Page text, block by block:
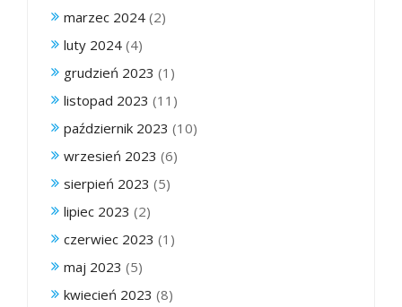
marzec 2024 (2)
luty 2024 (4)
grudzień 2023 (1)
listopad 2023 (11)
październik 2023 (10)
wrzesień 2023 (6)
sierpień 2023 (5)
lipiec 2023 (2)
czerwiec 2023 (1)
maj 2023 (5)
kwiecień 2023 (8)